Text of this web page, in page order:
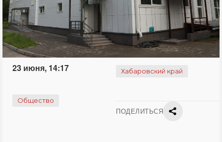
23 июня, 14:17 Хабаровский край
Общество
ПОДЕЛИТЬСЯ